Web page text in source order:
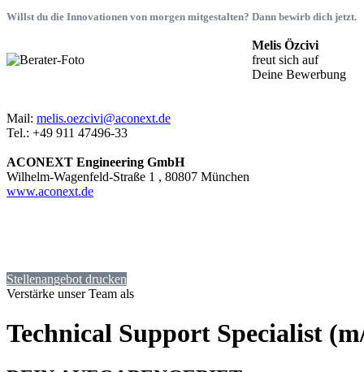
Willst du die Innovationen von morgen mitgestalten? Dann bewirb dich jetzt.
Melis Özcivi
freut sich auf
Deine Bewerbung
Mail: melis.oezcivi@aconext.de
Tel.: +49 911 47496-33
ACONEXT Engineering GmbH
Wilhelm-Wagenfeld-Straße 1 , 80807 München
www.aconext.de
Stellenangebot drucken
Verstärke unser Team als
Technical Support Specialist